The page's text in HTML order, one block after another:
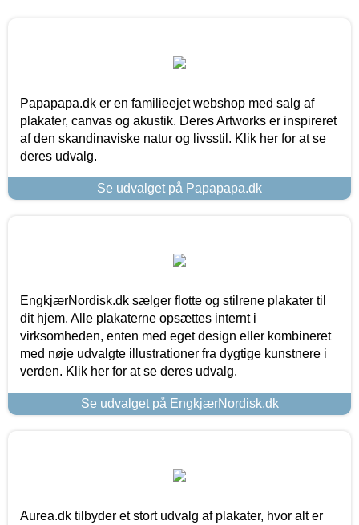
Papapapa.dk er en familieejet webshop med salg af
plakater, canvas og akustik. Deres Artworks er inspireret
af den skandinaviske natur og livsstil. Klik her for at se
deres udvalg.
Se udvalget på Papapapa.dk
EngkjærNordisk.dk sælger flotte og stilrene plakater til
dit hjem. Alle plakaterne opsættes internt i
virksomheden, enten med eget design eller kombineret
med nøje udvalgte illustrationer fra dygtige kunstnere i
verden. Klik her for at se deres udvalg.
Se udvalget på EngkjærNordisk.dk
Aurea.dk tilbyder et stort udvalg af plakater, hvor alt er